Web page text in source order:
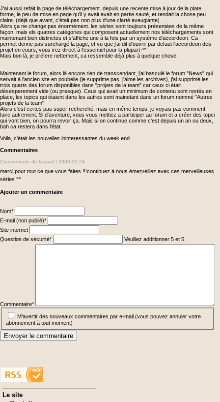
J'ai aussi refait la page de téléchargement. depuis une recente mise à jour de la plate
forme, le peu de mise en page qu'il y avait avait en partie sauté, et rendait la chose peu
claire. (déjà que avant, c'était pas non plus d'une clarté aveuglante)
Alors ça ne change pas énormément. les séries sont toujours présentées de la même
façon, mais els quatres catégories qui composent actuellement nos téléchargements sont
maintenant bien distinctes et s'affiche une à la fois par un système d'accordeon. Ca
permet denne pas surchargé la page, et vu que j'ai dit d'ouvrir par defaut l'accordeon des
projet en cours, vous irez direct à l'essentiel pour la plupart ^^
Mais bon là, je préfere nettement, ca ressemble déjà plus à quelque chose.
Maintenant le forum, alors là encore rien de transcendant, j'ai basculé le forum "News" qui
servait à l'ancien site en poubelle (je supprime pas, j'aime les archives), j'ai supprimé les
trois quarts des forum disponibles dans "projets de la team" car ceux ci était
désesperement vide (ou presque). Ceux qui avait un minimum de contenu sont restés en
place, les topics qui étaient dans les autres sont mainetant dans un forum nommé "Autres
projets de la team"
Alors c'est certes pas super recherché, mais en même temps, je voyais pas comment
faire autrement. Si d'aventure, vous vous mettiez a participer au forum et a créer des topci
qui vont bien, on pourra revoir ça. Mais si on continue comme c'est depuis un an ou deux,
bah ca restera dans l'état.
Voila, c'était les nouvelles ininteressantes du week end.
Commentaires
Commentaire de lazyval | 2009-05-24
merci pour tout ce que vous faites !!!continuez à nous émerveillez avec ces merveilleuses
séries ^^
Ajouter un commentaire
Champ
obligatoire
Nom*
Champ
obligatoire
E-mail (non publié)*
Site internet
Champ
obligatoire
Question de sécurité*
Veuillez additionner 5 et 5.
Commentaire*
M'avertir des nouveaux commentaires par e-mail (vous pouvez annuler votre
abonnement à tout moment)
Envoyer le commentaire
Aller
au
Le site